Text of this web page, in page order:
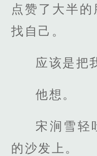
点赞了大半
找自己。
应该是把
他想。
宋涧雪轻
的沙发上。